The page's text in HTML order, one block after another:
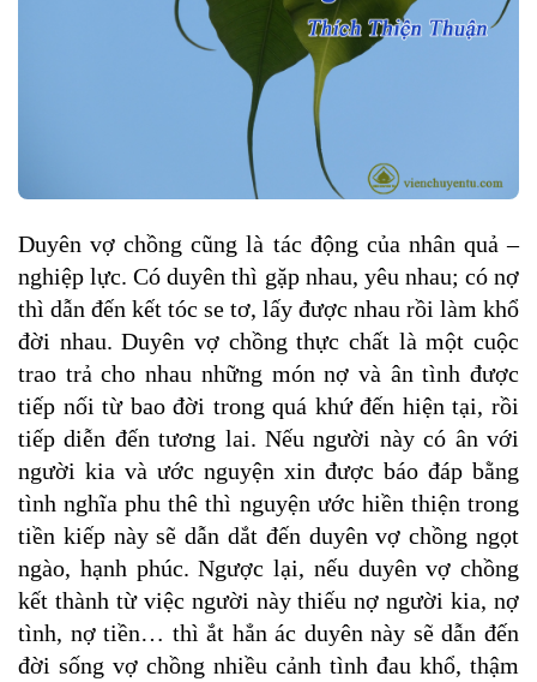
Duyên vợ chồng cũng là tác động của nhân quả –
nghiệp lực. Có duyên thì gặp nhau, yêu nhau; có nợ
thì dẫn đến kết tóc se tơ, lấy được nhau rồi làm khổ
đời nhau. Duyên vợ chồng thực chất là một cuộc
trao trả cho nhau những món nợ và ân tình được
tiếp nối từ bao đời trong quá khứ đến hiện tại, rồi
tiếp diễn đến tương lai. Nếu người này có ân với
người kia và ước nguyện xin được báo đáp bằng
tình nghĩa phu thê thì nguyện ước hiền thiện trong
tiền kiếp này sẽ dẫn dắt đến duyên vợ chồng ngọt
ngào, hạnh phúc. Ngược lại, nếu duyên vợ chồng
kết thành từ việc người này thiếu nợ người kia, nợ
tình, nợ tiền… thì ắt hẳn ác duyên này sẽ dẫn đến
đời sống vợ chồng nhiều cảnh tình đau khổ, thậm